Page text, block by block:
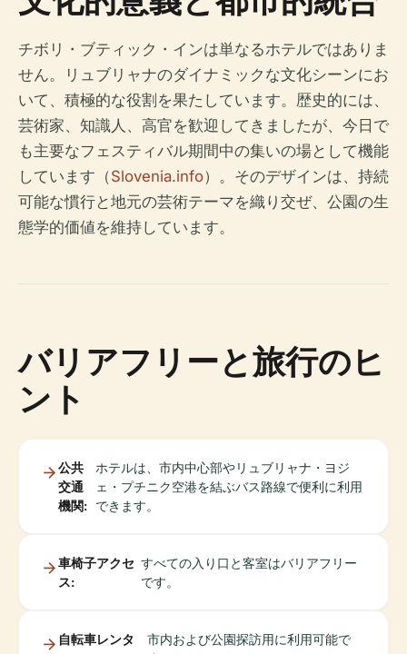
チボリ・ブティック・インは単なるホテルではありま
せん。リュブリャナのダイナミックな文化シーンにお
いて、積極的な役割を果たしています。歴史的には、
芸術家、知識人、高官を歓迎してきましたが、今日で
も主要なフェスティバル期間中の集いの場として機能
しています（Slovenia.info）。そのデザインは、持続
可能な慣行と地元の芸術テーマを織り交ぜ、公園の生
態学的価値を維持しています。
バリアフリーと旅行のヒ
ント
公共
交通
機関:
ホテルは、市内中心部やリュブリャナ・ヨジ
ェ・プチニク空港を結ぶバス路線で便利に利用
できます。
車椅子アクセ
ス:
すべての入り口と客室はバリアフリー
です。
自転車レンタ
市内および公園探訪用に利用可能で